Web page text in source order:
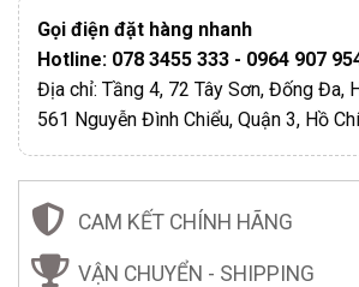
Gọi điện đặt hàng nhanh
Hotline: 078 3455 333 - 0964 907
Địa chỉ: Tầng 4, 72 Tây Sơn, Đống Đa,
561 Nguyễn Đình Chiểu, Quận 3, Hồ
CAM KẾT CHÍNH HÃNG
VẬN CHUYỂN - SHIPPING